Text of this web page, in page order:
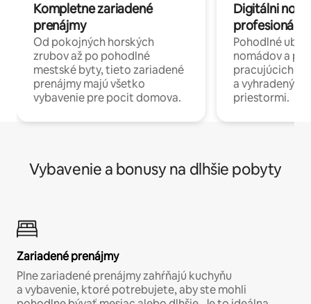
Kompletne zariadené
prenájmy
Od pokojných horských
zrubov až po pohodlné
mestské byty, tieto zariadené
prenájmy majú všetko
vybavenie pre pocit domova.
Digitálni
profesionáli
Pohodlné
nomádov a
pracujúcich
a
priestormi.
Vybavenie a bonusy na dlhšie pobyty
Zariadené prenájmy
Plne zariadené prenájmy zahŕňajú kuchyňu
a vybavenie, ktoré potrebujete, aby ste mohli